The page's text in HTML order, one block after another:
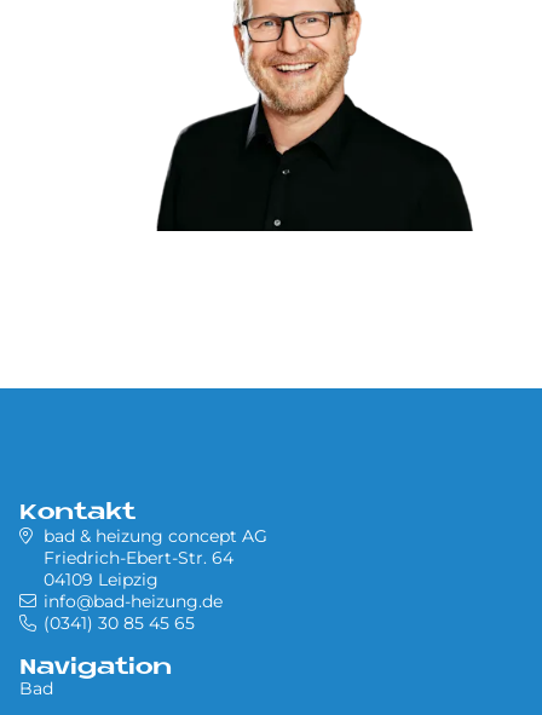
Kontakt
bad & heizung concept AG
Friedrich-Ebert-Str. 64
04109 Leipzig
info@bad-heizung.de
(0341) 30 85 45 65
Navigation
Bad